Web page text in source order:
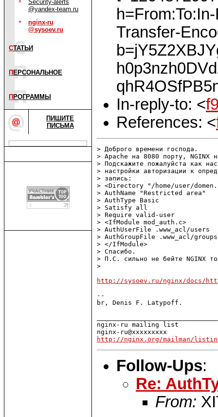
Security-alerts
@yandex-team.ru
nginx-ru
@sysoev.ru
СТАТЬИ
П ЕРСОНАЛЬНОЕ
П РОГРАММЫ
ПИШИТЕ
ПИСЬМА
Transfer-
In-reply-to: <
References: <
> Доброго времени господа.
> Apache на 8080 порту, NGINX
> Подскажите пожалуйста как
> настройки авторизации к
> запись:
> <Directory "/home/user/
> AuthName "Restricted area"
> AuthType Basic
> Satisfy all
> Require valid-user
> <IfModule mod_auth.c>
> AuthUserFile .www_acl/users
> AuthGroupFile .www_acl/groups
> </IfModule>
> Спасибо.
> П.С. сильно не бейте NGINX
>
http://sysoev.ru/nginx/docs/
--
br, Denis F. Latypoff.
nginx-ru mailing list
http://nginx.org/mailman/
Follow-Ups:
Re:
From: